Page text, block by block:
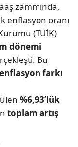
zammında,
enflasyon oranı
(TÜİK)
dönemi
Bu
farkı
%6,93’lük
toplam artış